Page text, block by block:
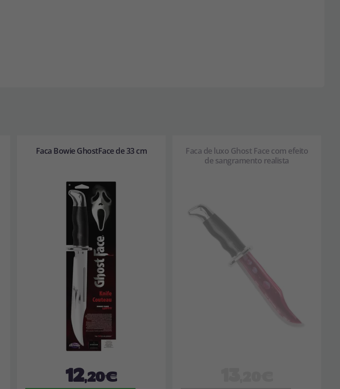
Faca Bowie GhostFace de 33 cm
12,20€
Faca de luxo Ghost Face com efeito
de sangramento realista